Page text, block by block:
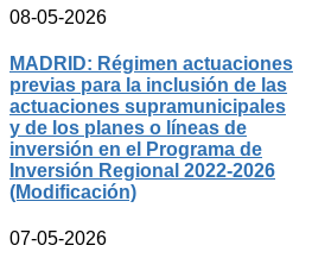
08-05-2026
MADRID: Régimen actuaciones
previas para la inclusión de las
actuaciones supramunicipales
y de los planes o líneas de
inversión en el Programa de
Inversión Regional 2022-2026
(Modificación)
07-05-2026